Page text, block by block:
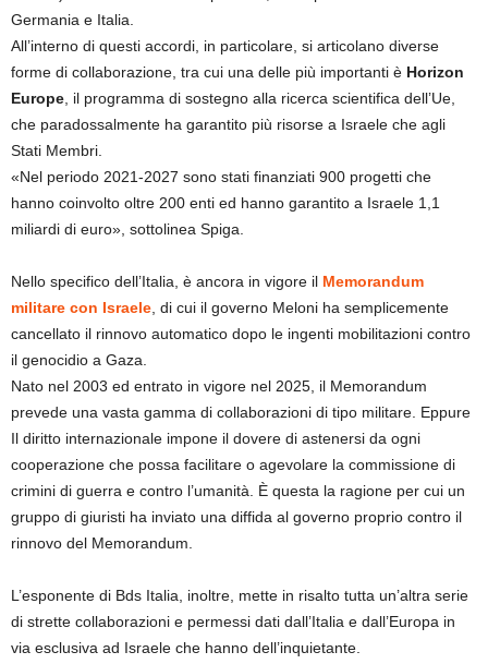
Germania e Italia.
All’interno di questi accordi, in particolare, si articolano diverse
forme di collaborazione, tra cui una delle più importanti è Horizon
Europe, il programma di sostegno alla ricerca scientifica dell’Ue,
che paradossalmente ha garantito più risorse a Israele che agli
Stati Membri.
«Nel periodo 2021-2027 sono stati finanziati 900 progetti che
hanno coinvolto oltre 200 enti ed hanno garantito a Israele 1,1
miliardi di euro», sottolinea Spiga.
Nello specifico dell’Italia, è ancora in vigore il Memorandum
militare con Israele, di cui il governo Meloni ha semplicemente
cancellato il rinnovo automatico dopo le ingenti mobilitazioni contro
il genocidio a Gaza.
Nato nel 2003 ed entrato in vigore nel 2025, il Memorandum
prevede una vasta gamma di collaborazioni di tipo militare. Eppure
Il diritto internazionale impone il dovere di astenersi da ogni
cooperazione che possa facilitare o agevolare la commissione di
crimini di guerra e contro l’umanità. È questa la ragione per cui un
gruppo di giuristi ha inviato una diffida al governo proprio contro il
rinnovo del Memorandum.
L’esponente di Bds Italia, inoltre, mette in risalto tutta un’altra serie
di strette collaborazioni e permessi dati dall’Italia e dall’Europa in
via esclusiva ad Israele che hanno dell’inquietante.